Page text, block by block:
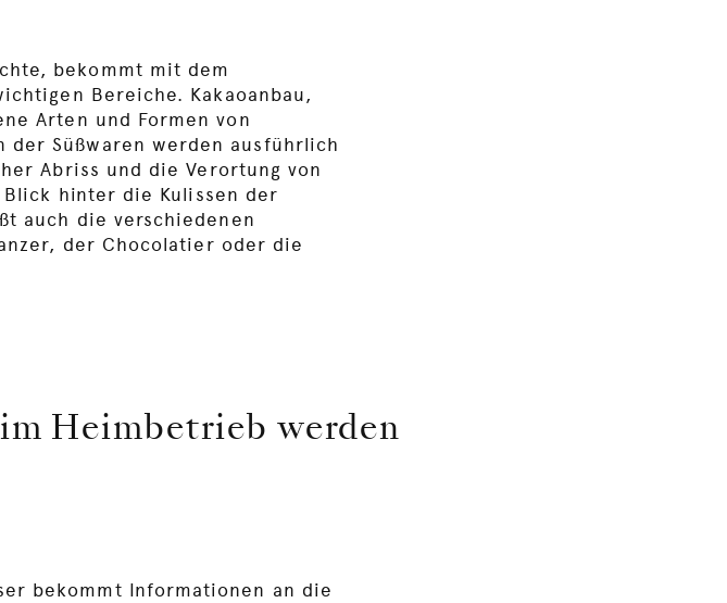
bekommt mit dem
Bereiche. Kakaoanbau,
Arten und Formen von
der Süßwaren werden ausführlich
Abriss und die Verortung von
hinter die Kulissen der
auch die verschiedenen
der Chocolatier oder die
Heimbetrieb werden
bekommt Informationen an die